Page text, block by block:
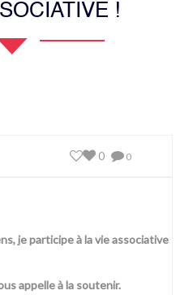
!
0
0
je participe à la vie associative
appelle à la soutenir.